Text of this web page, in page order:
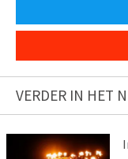
VERDER IN HET